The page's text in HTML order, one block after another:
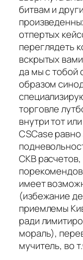
битвам и
отпертых
переглядеть
вскрытых
да мы с тобой
образом
торговле
внутри тот
CSCase
СКВ расчетов,
имеет
(избежание
приемлемы
ради
мораль),
мучитель, во